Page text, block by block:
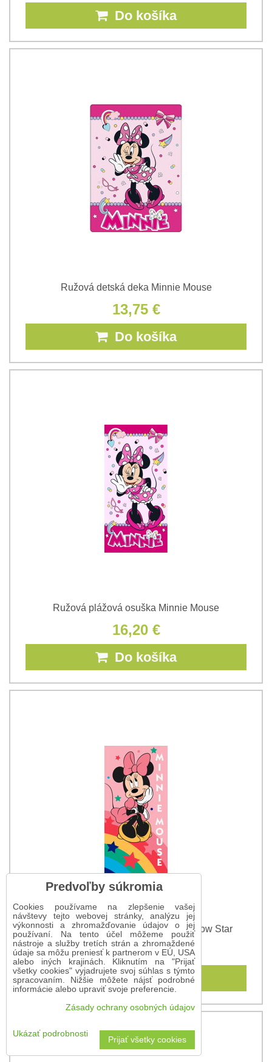
Do košíka
Ružová detská deka Minnie Mouse
13,75 €
Do košíka
Ružová plážová osuška Minnie Mouse
16,20 €
Do košíka
Plážová osuška Minnie Mouse Rainbow Star
16,20 €
Do košíka
Predvoľby súkromia
Cookies používame na zlepšenie vašej
návštevy tejto webovej stránky, analýzu jej
výkonnosti a zhromažďovanie údajov o jej
používaní. Na tento účel môžeme použiť
nástroje a služby tretích strán a zhromaždené
údaje sa môžu preniesť k partnerom v EÚ, USA
alebo iných krajinách. Kliknutím na "Prijať
všetky cookies" vyjadrujete svoj súhlas s týmto
spracovaním. Nižšie môžete nájsť podrobné
informácie alebo upraviť svoje preferencie.
Zásady ochrany osobných údajov
Ukázať podrobnosti
Prijať všetky cookies